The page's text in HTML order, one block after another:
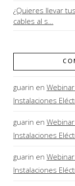
¿Quieres llevar
cables al s…
guarin en
Instalaciones
guarin en
Instalaciones
guarin en
Instalaciones